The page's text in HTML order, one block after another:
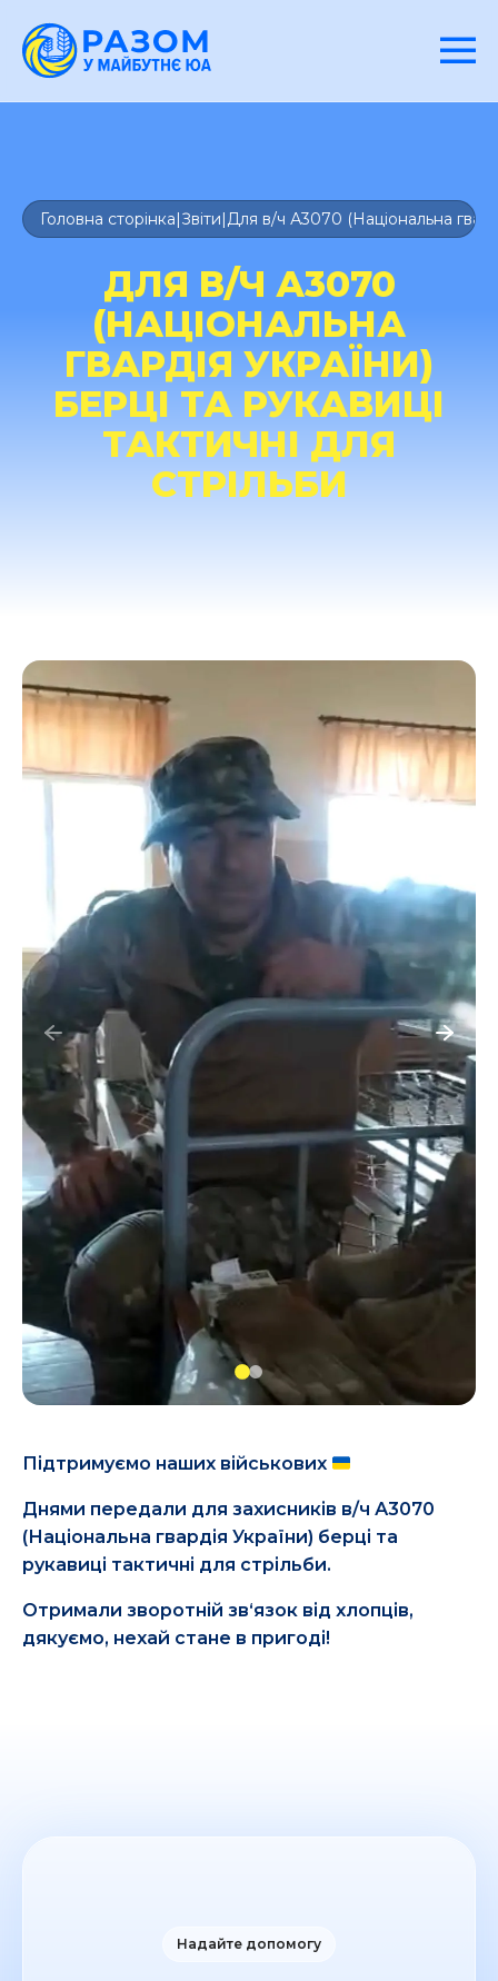
Головна сторінка|Звіти|Для в/ч А3070 (Національна
ДЛЯ В/Ч А3070
(НАЦІОНАЛЬНА
ГВАРДІЯ УКРАЇНИ)
БЕРЦІ ТА РУКАВИЦІ
ТАКТИЧНІ ДЛЯ
СТРІЛЬБИ
Підтримуємо наших військових
Днями передали для захисників в/ч А3070
(Національна гвардія України) берці та
рукавиці тактичні для стрільби.
Отримали зворотній зв‘язок від хлопців,
дякуємо, нехай стане в пригоді!
Надайте допомогу